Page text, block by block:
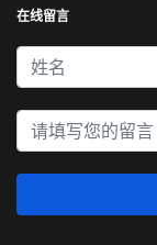
在线留言